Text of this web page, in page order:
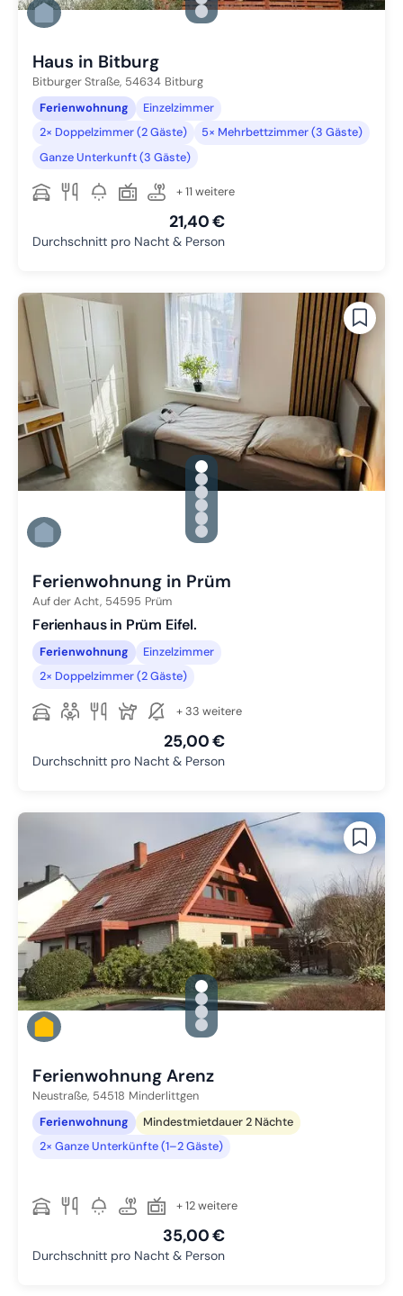
Zu Slide 2 wechseln
Zu Slide 3 wechseln
Haus in Bitburg
Bitburger Straße, 54634 Bitburg
Ferienwohnung
Einzelzimmer
2× Doppelzimmer (2 Gäste)
5× Mehrbettzimmer (3 Gäste)
Ganze Unterkunft (3 Gäste)
+ 11 weitere
21,40 €
Durchschnitt pro Nacht & Person
gallery.slide_selector
Zu Slide 1 wechseln
Zu Slide 2 wechseln
Zu Slide 3 wechseln
Zu Slide 4 wechseln
Zu Slide 5 wechseln
Zu Slide 6 wechseln
Ferienwohnung in Prüm
Auf der Acht, 54595 Prüm
Ferienhaus in Prüm Eifel.
Ferienwohnung
Einzelzimmer
2× Doppelzimmer (2 Gäste)
+ 33 weitere
25,00 €
Durchschnitt pro Nacht & Person
gallery.slide_selector
Zu Slide 1 wechseln
Zu Slide 2 wechseln
Zu Slide 3 wechseln
Zu Slide 4 wechseln
Ferienwohnung Arenz
Neustraße, 54518 Minderlittgen
Ferienwohnung
Mindestmietdauer 2 Nächte
2× Ganze Unterkünfte (1–2 Gäste)
+ 12 weitere
35,00 €
Durchschnitt pro Nacht & Person